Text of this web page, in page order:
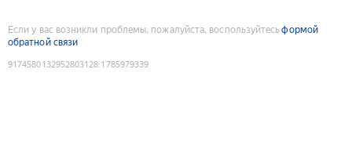
Если у вас возникли проблемы, пожалуйста, воспользуйтесьформой
обратной связи
9174580132952803128:1785979339